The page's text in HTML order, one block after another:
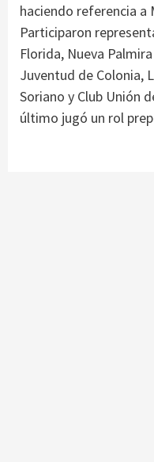
haciendo referencia a
Participaron
Florida, Nueva
Juventud de Colonia,
Soriano y Club Unión
último jugó un rol